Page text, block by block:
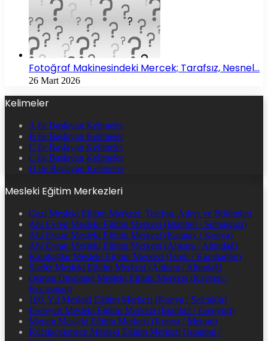
Fotoğraf Makinesindeki Mercek; Tarafsız, Nesnel…
26 Mart 2026
Kelimeler
A ile Başlayan Kelimeler
B ile Başlayan Kelimeler
C ile Başlayan Kelimeler
Ç ile Başlayan Kelimeler
D ile Başlayan Kelimeler
Mesleki Eğitim Merkezleri
Gazi Mesleki Eğitim Merkezi: Telefon, Adres ve Bölümleri
Ahi Evren Mesleki Eğitim Merkezi (İstanbul / Sultangazi)
Ahi Evran Mesleki Eğitim Merkezi (Karatay / Konya)
Ahi Evran Mesleki Eğitim Merkezi (Ankara / Altındağ)
Karabağlar Mesleki Eğitim Merkezi (İzmir / Karabağlar)
Siteler Mesleki Eğitim Merkezi (Ankara / Altındağ)
Osman Düşüngel Mesleki Eğitim Merkezi (Kayseri /
Kocasinan)
100. Yıl Mesleki Eğitim Merkezi (Konya / Selçuklu)
Esenyurt Mesleki Eğitim Merkezi (İstanbul / Esenyurt)
Meram Mesleki Eğitim Merkezi (Konya / Meram)
Küçükçekmece Mesleki Eğitim Merkezi (İstanbul /